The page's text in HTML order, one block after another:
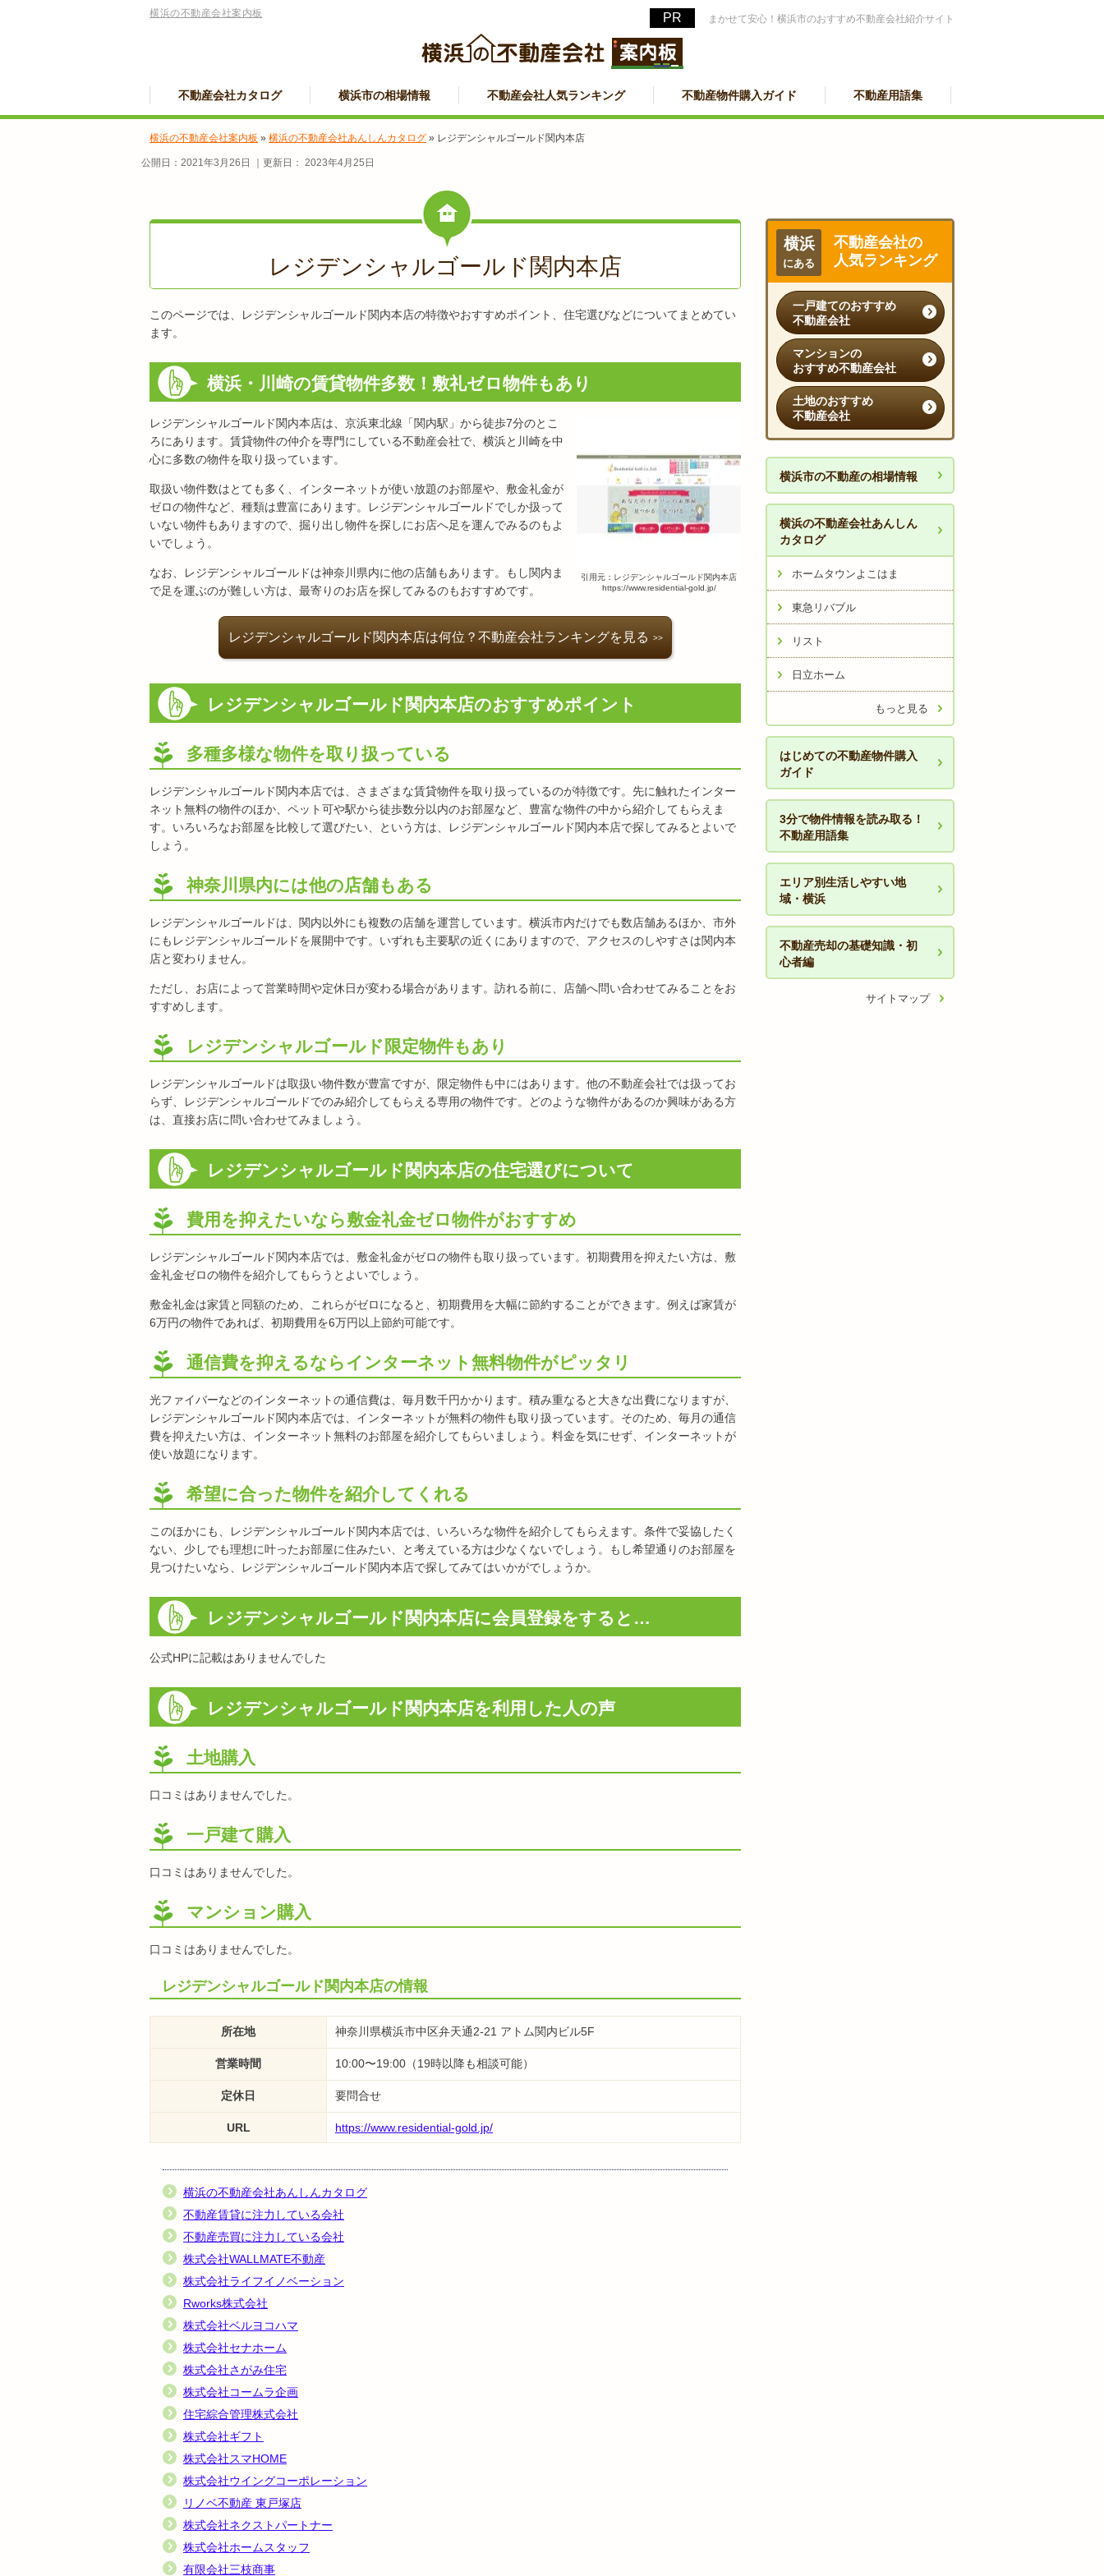
横浜の不動産会社案内板 まかせて安心！横浜市のおすすめ不動産会社紹介サイト
不動産会社カタログ 横浜市の相場情報 不動産会社人気ランキング 不動産物件購入ガイド 不動産用語集
横浜の不動産会社案内板 » 横浜の不動産会社あんしんカタログ » レジデンシャルゴールド関内本店
公開日： 2021年3月26日 ｜更新日： 2023年4月25日
レジデンシャルゴールド関内本店
このページでは、レジデンシャルゴールド関内本店の特徴やおすすめポイント、住宅選びなどについてまとめてい
ます。
横浜・川崎の賃貸物件多数！敷礼ゼロ物件もあり
引用元：レジデンシャルゴールド関内本店
https://www.residential-gold.jp/
レジデンシャルゴールド関内本店は、京浜東北線「関内駅」から徒歩7分のとこ
ろにあります。賃貸物件の仲介を専門にしている不動産会社で、横浜と川崎を中
心に多数の物件を取り扱っています。
取扱い物件数はとても多く、インターネットが使い放題のお部屋や、敷金礼金が
ゼロの物件など、種類は豊富にあります。レジデンシャルゴールドでしか扱って
いない物件もありますので、掘り出し物件を探しにお店へ足を運んでみるのもよ
いでしょう。
なお、レジデンシャルゴールドは神奈川県内に他の店舗もあります。もし関内ま
で足を運ぶのが難しい方は、最寄りのお店を探してみるのもおすすめです。
レジデンシャルゴールド関内本店は何位？不動産会社ランキングを見る
レジデンシャルゴールド関内本店のおすすめポイント
多種多様な物件を取り扱っている
レジデンシャルゴールド関内本店では、さまざまな賃貸物件を取り扱っているのが特徴です。先に触れたインター
ネット無料の物件のほか、ペット可や駅から徒歩数分以内のお部屋など、豊富な物件の中から紹介してもらえま
す。いろいろなお部屋を比較して選びたい、という方は、レジデンシャルゴールド関内本店で探してみるとよいで
しょう。
神奈川県内には他の店舗もある
レジデンシャルゴールドは、関内以外にも複数の店舗を運営しています。横浜市内だけでも数店舗あるほか、市外
にもレジデンシャルゴールドを展開中です。いずれも主要駅の近くにありますので、アクセスのしやすさは関内本
店と変わりません。
ただし、お店によって営業時間や定休日が変わる場合があります。訪れる前に、店舗へ問い合わせてみることをお
すすめします。
レジデンシャルゴールド限定物件もあり
レジデンシャルゴールドは取扱い物件数が豊富ですが、限定物件も中にはあります。他の不動産会社では扱ってお
らず、レジデンシャルゴールドでのみ紹介してもらえる専用の物件です。どのような物件があるのか興味がある方
は、直接お店に問い合わせてみましょう。
レジデンシャルゴールド関内本店の住宅選びについて
費用を抑えたいなら敷金礼金ゼロ物件がおすすめ
レジデンシャルゴールド関内本店では、敷金礼金がゼロの物件も取り扱っています。初期費用を抑えたい方は、敷
金礼金ゼロの物件を紹介してもらうとよいでしょう。
敷金礼金は家賃と同額のため、これらがゼロになると、初期費用を大幅に節約することができます。例えば家賃が
6万円の物件であれば、初期費用を6万円以上節約可能です。
通信費を抑えるならインターネット無料物件がピッタリ
光ファイバーなどのインターネットの通信費は、毎月数千円かかります。積み重なると大きな出費になりますが、
レジデンシャルゴールド関内本店では、インターネットが無料の物件も取り扱っています。そのため、毎月の通信
費を抑えたい方は、インターネット無料のお部屋を紹介してもらいましょう。料金を気にせず、インターネットが
使い放題になります。
希望に合った物件を紹介してくれる
このほかにも、レジデンシャルゴールド関内本店では、いろいろな物件を紹介してもらえます。条件で妥協したく
ない、少しでも理想に叶ったお部屋に住みたい、と考えている方は少なくないでしょう。もし希望通りのお部屋を
見つけたいなら、レジデンシャルゴールド関内本店で探してみてはいかがでしょうか。
レジデンシャルゴールド関内本店に会員登録をすると…
公式HPに記載はありませんでした
レジデンシャルゴールド関内本店を利用した人の声
土地購入
口コミはありませんでした。
一戸建て購入
口コミはありませんでした。
マンション購入
口コミはありませんでした。
レジデンシャルゴールド関内本店の情報
所在地 神奈川県横浜市中区弁天通2-21 アトム関内ビル5F
営業時間 10:00〜19:00（19時以降も相談可能）
定休日 要問合せ
URL https://www.residential-gold.jp/
横浜の不動産会社あんしんカタログ
不動産賃貸に注力している会社
不動産売買に注力している会社
株式会社WALLMATE不動産
株式会社ライフイノベーション
Rworks株式会社
株式会社ベルヨコハマ
株式会社セナホーム
株式会社さがみ住宅
株式会社コームラ企画
住宅綜合管理株式会社
株式会社ギフト
株式会社スマHOME
株式会社ウイングコーポレーション
リノベ不動産 東戸塚店
株式会社ネクストパートナー
株式会社ホームスタッフ
有限会社三枝商事
横浜
にある
不動産会社の
人気ランキング
一戸建てのおすすめ
不動産会社
マンションの
おすすめ不動産会社
土地のおすすめ
不動産会社
横浜市の不動産の相場情報
横浜の不動産会社あんしん
カタログ
ホームタウンよこはま
東急リバブル
リスト
日立ホーム
もっと見る
はじめての不動産物件購入
ガイド
3分で物件情報を読み取る！
不動産用語集
エリア別生活しやすい地
域・横浜
不動産売却の基礎知識・初
心者編
サイトマップ